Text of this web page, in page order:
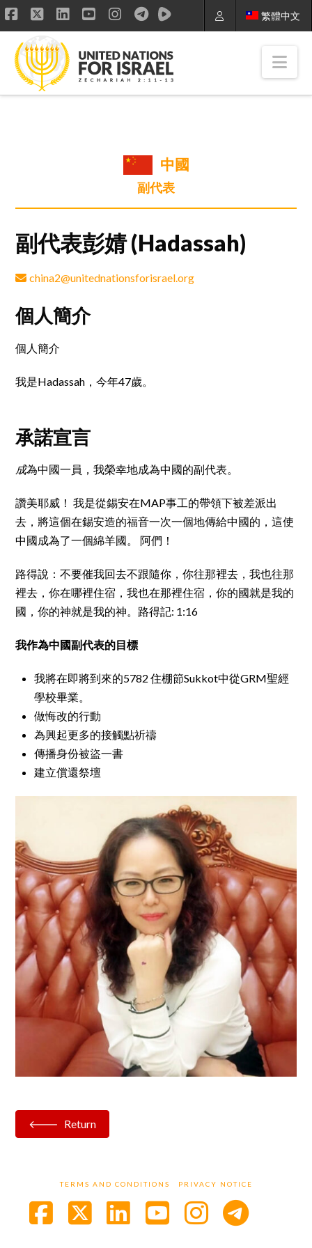
繁體中文
Facebook
X LinkedIn
YouTube
Instagram
中國
副代表
副代表彭婧 (Hadassah)
china2@unitednationsforisrael.org
個人簡介
個人簡介
我是Hadassah，今年47歲。
承諾宣言
成為中國一員，我榮幸地成為中國的副代表。
讚美耶威！ 我是從錫安在MAP事工的帶領下被差派出
去，將這個在錫安造的福音一次一個地傳給中國的，這使
中國成為了一個綿羊國。 阿們！
路得說：不要催我回去不跟隨你，你往那裡去，我也往那
裡去，你在哪裡住宿，我也在那裡住宿，你的國就是我的
國，你的神就是我的神。路得記: 1:16
我作為中國副代表的目標
我將在即將到來的5782 住棚節Sukkot中從GRM聖經
學校畢業。
做悔改的行動
為興起更多的接觸點祈禱
傳播身份被盜一書
建立償還祭壇
Return
TERMS AND CONDITIONS PRIVACY NOTICE